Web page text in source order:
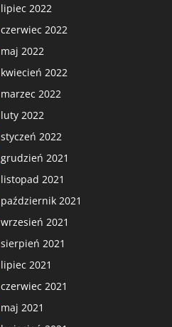
lipiec 2022
czerwiec 2022
maj 2022
kwiecień 2022
marzec 2022
luty 2022
styczeń 2022
grudzień 2021
listopad 2021
październik 2021
wrzesień 2021
sierpień 2021
lipiec 2021
czerwiec 2021
maj 2021